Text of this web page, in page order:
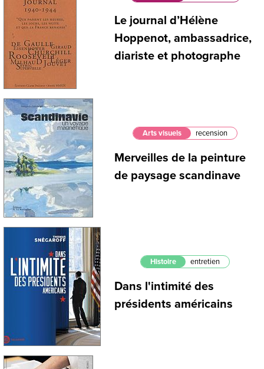
Le journal d’Hélène
Hoppenot, ambassadrice,
diariste et photographe
Arts visuels recension
Merveilles de la peinture
de paysage scandinave
Histoire entretien
Dans l'intimité des
présidents américains